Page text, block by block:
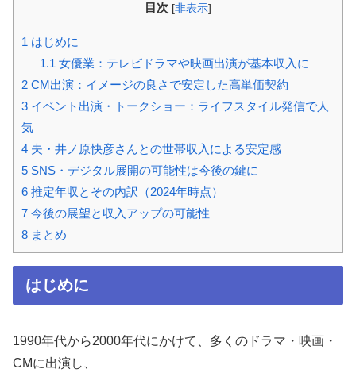
目次 [非表示]
1 はじめに
1.1 女優業：テレビドラマや映画出演が基本収入に
2 CM出演：イメージの良さで安定した高単価契約
3 イベント出演・トークショー：ライフスタイル発信で人
気
4 夫・井ノ原快彦さんとの世帯収入による安定感
5 SNS・デジタル展開の可能性は今後の鍵に
6 推定年収とその内訳（2024年時点）
7 今後の展望と収入アップの可能性
8 まとめ
はじめに
1990年代から2000年代にかけて、多くのドラマ・映画・
CMに出演し、